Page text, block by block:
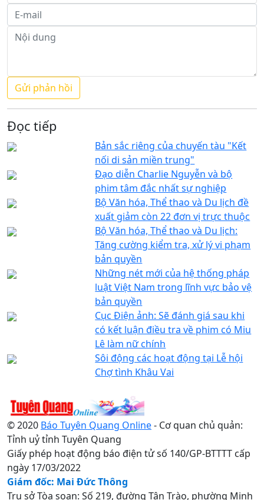
Đọc tiếp
Bản sắc riêng của chuyến tàu "Kết
nối di sản miền trung"
Đạo diễn Charlie Nguyễn và bộ
phim tâm đắc nhất sự nghiệp
Bộ Văn hóa, Thể thao và Du lịch đề
xuất giảm còn 22 đơn vị trực thuộc
Bộ Văn hóa, Thể thao và Du lịch:
Tăng cường kiểm tra, xử lý vi phạm
bản quyền
Những nét mới của hệ thống pháp
luật Việt Nam trong lĩnh vực bảo vệ
bản quyền
Cục Điện ảnh: Sẽ đánh giá sau khi
có kết luận điều tra về phim có Miu
Lê làm nữ chính
Sôi động các hoạt động tại Lễ hội
Chợ tình Khâu Vai
© 2020 Báo Tuyên Quang Online- Cơ quan chủ quản:
Tỉnh uỷ tỉnh Tuyên Quang
Giấy phép hoạt động báo điện tử số 140/GP-BTTTT cấp
ngày 17/03/2022
Giám đốc: Mai Đức Thông
Trụ sở Tòa soạn: Số 219, đường Tân Trào, phường Minh